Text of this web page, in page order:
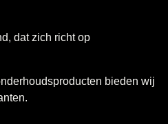
dat zich richt op
bieden wij altijd